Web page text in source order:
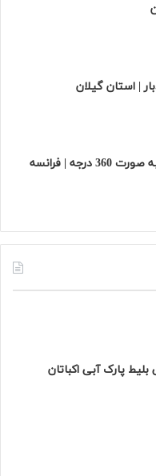
| استان گیلان
| فرانسه
بلیط پارک آبی اکباتان